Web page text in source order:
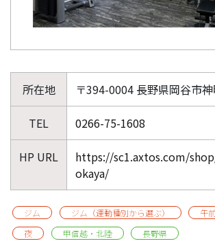
所在地 〒394-0004 長野県岡谷市
TEL 0266-75-1608
HP URL
https://sc1.axtos.com/
okaya/
ジム ジム（運動種別から選ぶ） 午
夜
甲信越・北陸 長野県